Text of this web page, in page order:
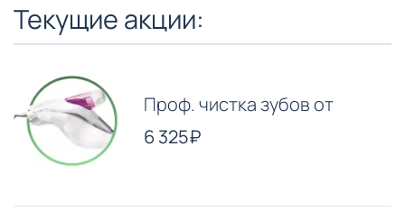
Текущие акции:
Проф. чистка зубов от
6 325₽